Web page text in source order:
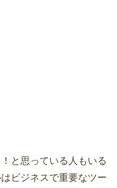
と思っている人もいる
ビジネスで重要なツー